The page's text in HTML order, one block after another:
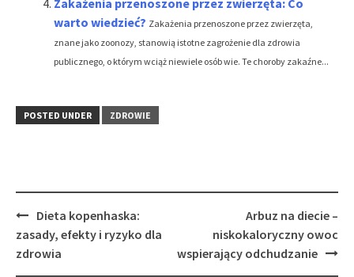
warto wiedzieć? Zakażenia przenoszone przez zwierzęta,
znane jako zoonozy, stanowią istotne zagrożenie dla zdrowia
publicznego, o którym wciąż niewiele osób wie. Te choroby zakaźne...
POSTED UNDER ZDROWIE
Post
navigation
Dieta kopenhaska:
zasady, efekty i ryzyko dla
zdrowia
Arbuz na diecie –
niskokaloryczny owoc
wspierający odchudzanie